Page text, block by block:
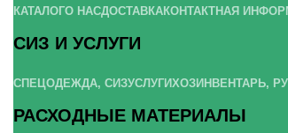
КАТАЛОГО НАСДОСТАВКАКОНТАКТНАЯ
СИЗ И УСЛУГИ
СПЕЦОДЕЖДА, СИЗУСЛУГИХОЗИНВЕНТАРЬ,
РАСХОДНЫЕ МАТЕРИАЛЫ